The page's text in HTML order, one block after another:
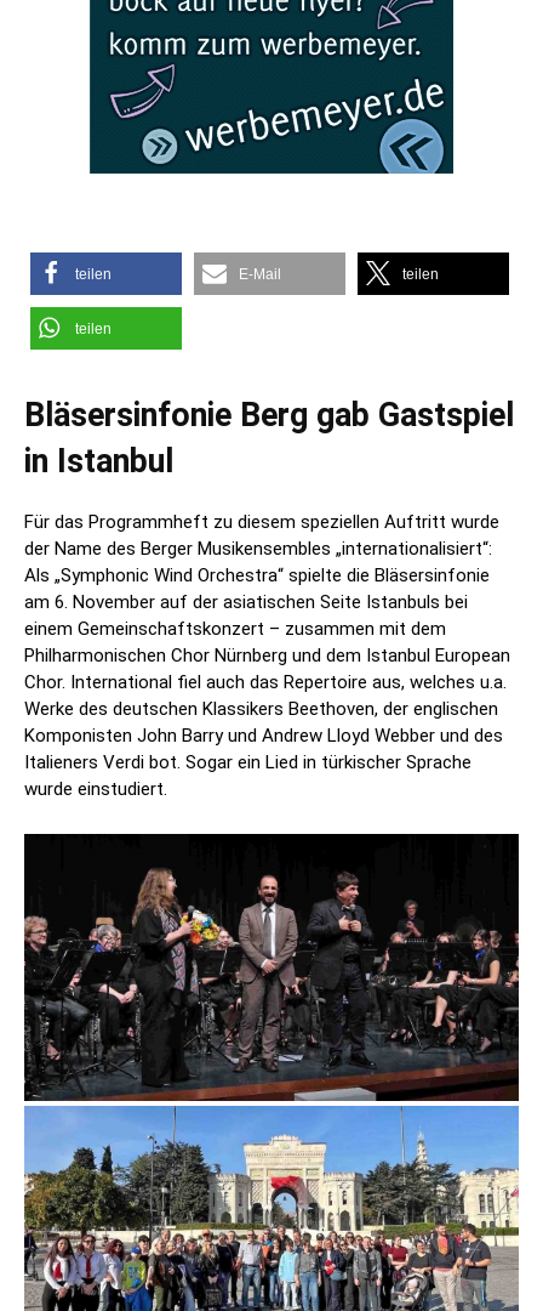
teilen E-Mail teilen
teilen
Bläsersinfonie Berg gab Gastspiel
in Istanbul
Für das Programmheft zu diesem speziellen Auftritt wurde
der Name des Berger Musikensembles „internationalisiert“:
Als „Symphonic Wind Orchestra“ spielte die Bläsersinfonie
am 6. November auf der asiatischen Seite Istanbuls bei
einem Gemeinschaftskonzert – zusammen mit dem
Philharmonischen Chor Nürnberg und dem Istanbul European
Chor. International fiel auch das Repertoire aus, welches u.a.
Werke des deutschen Klassikers Beethoven, der englischen
Komponisten John Barry und Andrew Lloyd Webber und des
Italieners Verdi bot. Sogar ein Lied in türkischer Sprache
wurde einstudiert.